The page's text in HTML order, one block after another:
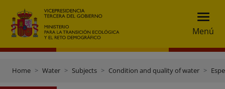
Menú
Home Water Subjects Condition and quality of water